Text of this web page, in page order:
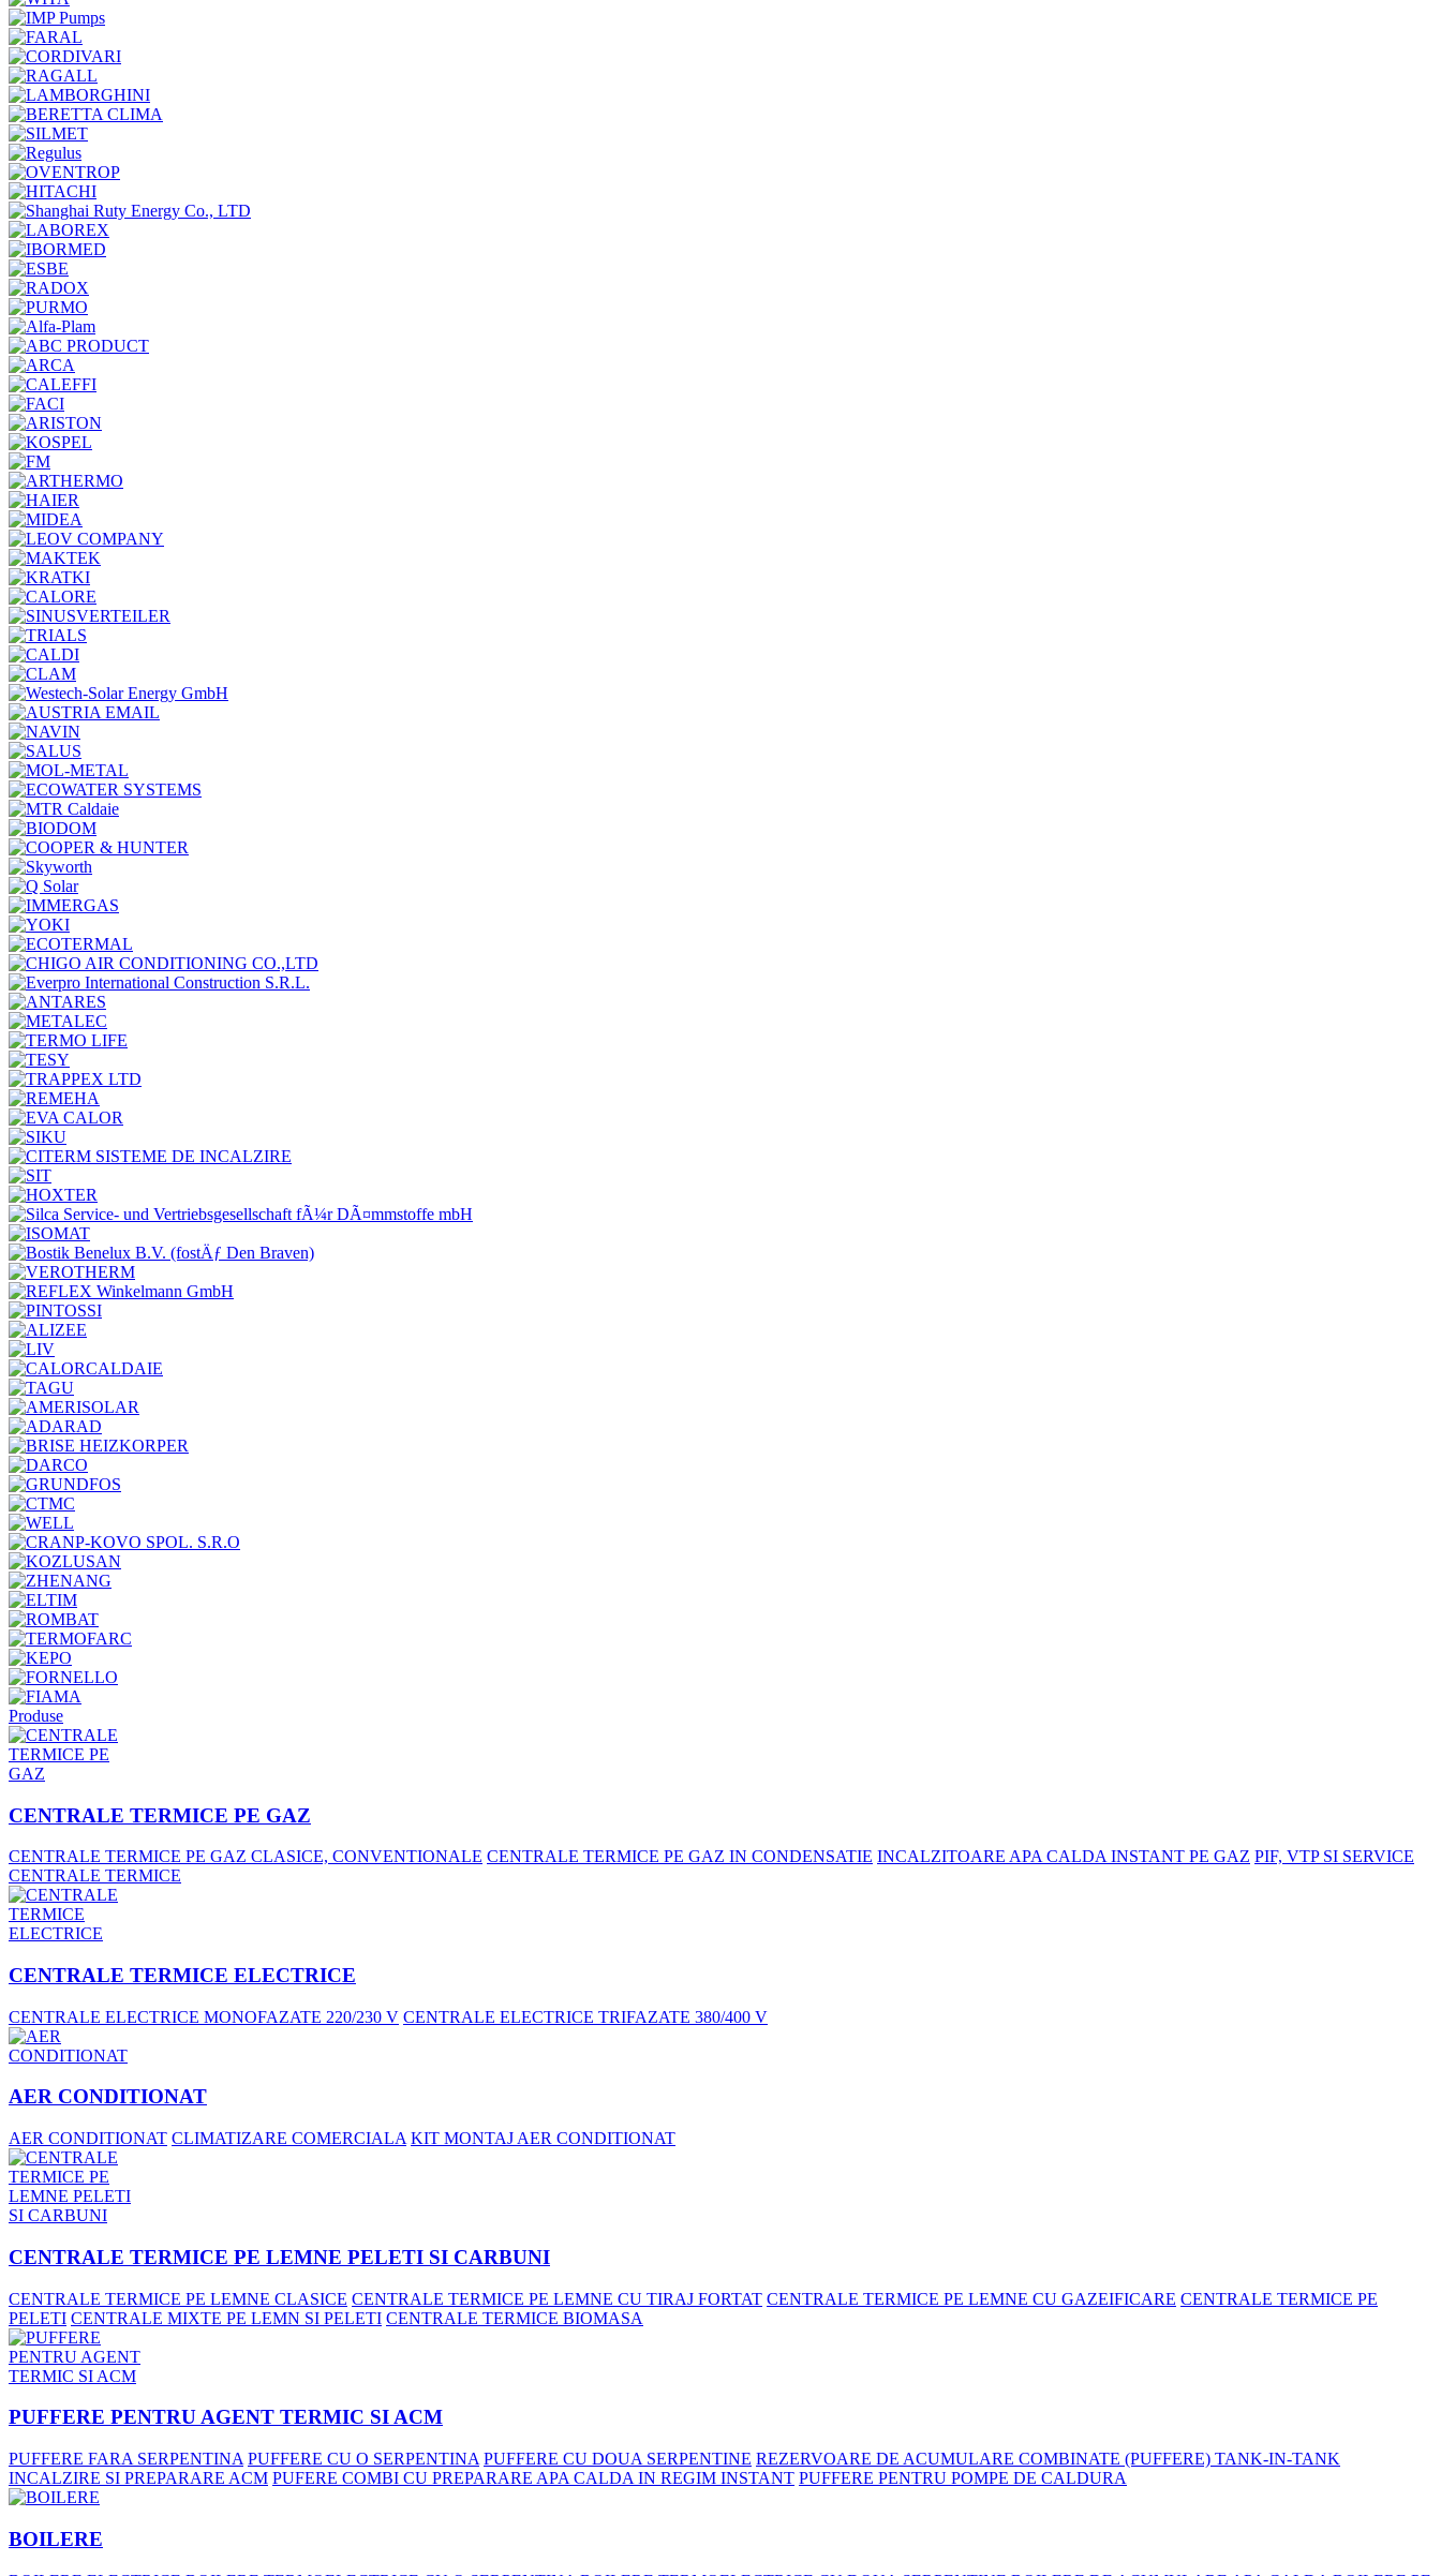
Produse
CENTRALE TERMICE PE GAZ
CENTRALE TERMICE PE GAZ CLASICE, CONVENTIONALE CENTRALE TERMICE PE GAZ IN CONDENSATIE INCALZITOARE APA CALDA INSTANT PE GAZ PIF, VTP SI SERVICE
CENTRALE TERMICE
CENTRALE TERMICE ELECTRICE
CENTRALE ELECTRICE MONOFAZATE 220/230 V CENTRALE ELECTRICE TRIFAZATE 380/400 V
AER CONDITIONAT
AER CONDITIONAT CLIMATIZARE COMERCIALA KIT MONTAJ AER CONDITIONAT
CENTRALE TERMICE PE LEMNE PELETI SI CARBUNI
CENTRALE TERMICE PE LEMNE CLASICE CENTRALE TERMICE PE LEMNE CU TIRAJ FORTAT CENTRALE TERMICE PE LEMNE CU GAZEIFICARE CENTRALE TERMICE PE
PELETI CENTRALE MIXTE PE LEMN SI PELETI CENTRALE TERMICE BIOMASA
PUFFERE PENTRU AGENT TERMIC SI ACM
PUFFERE FARA SERPENTINA PUFFERE CU O SERPENTINA PUFFERE CU DOUA SERPENTINE REZERVOARE DE ACUMULARE COMBINATE (PUFFERE) TANK-IN-TANK
INCALZIRE SI PREPARARE ACM PUFERE COMBI CU PREPARARE APA CALDA IN REGIM INSTANT PUFFERE PENTRU POMPE DE CALDURA
BOILERE